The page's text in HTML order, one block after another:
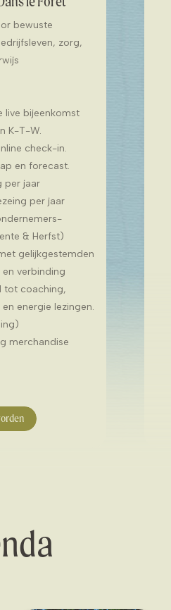
bewuste
zorg,
live bijeenkomst
K-T-W.
check-in.
en forecast.
per jaar
per jaar
& Herfst)
gelijkgestemden
en verbinding
tot coaching,
energie lezingen.
merchandise